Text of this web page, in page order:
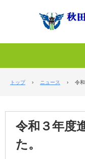
トップ › ニュース › 令
令和３年度
た。